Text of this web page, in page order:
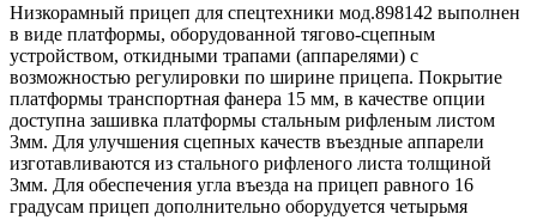
Низкорамный прицеп для спецтехники мод.898142 выполнен
в виде платформы, оборудованной тягово-сцепным
устройством, откидными трапами (аппарелями) с
возможностью регулировки по ширине прицепа. Покрытие
платформы транспортная фанера 15 мм, в качестве опции
доступна зашивка платформы стальным рифленым листом
3мм. Для улучшения сцепных качеств въездные аппарели
изготавливаются из стального рифленого листа толщиной
3мм. Для обеспечения угла въезда на прицеп равного 16
градусам прицеп дополнительно оборудуется четырьмя